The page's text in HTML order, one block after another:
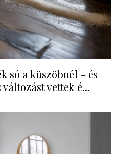
só a küszöbnél – és
vettek é...